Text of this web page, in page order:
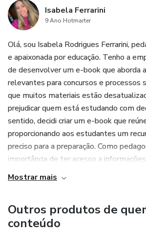
Isabela Ferrarini
9 Ano Hotmarter
Olá, sou Isabela Rodrigues Ferrarini,
e apaixonada por educação. Tenho a
de desenvolver um e-book que aborda
relevantes para concursos e processos
que muitos materiais estão
prejudicar quem está estudando com
sentido, decidi criar um e-book que
proporcionando aos estudantes um
preciso para a preparação. Como
importância de ter acesso a informações
Mostrar mais
Outros produtos de
conteúdo